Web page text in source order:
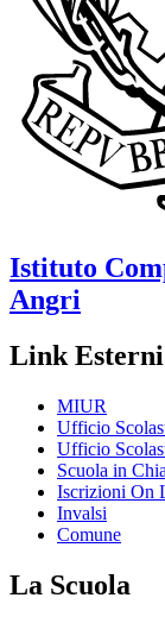
Istituto
Angri
Link Esterni
MIUR
Ufficio
Ufficio
Scuola in
Iscrizioni On
Invalsi
Comune
La Scuola